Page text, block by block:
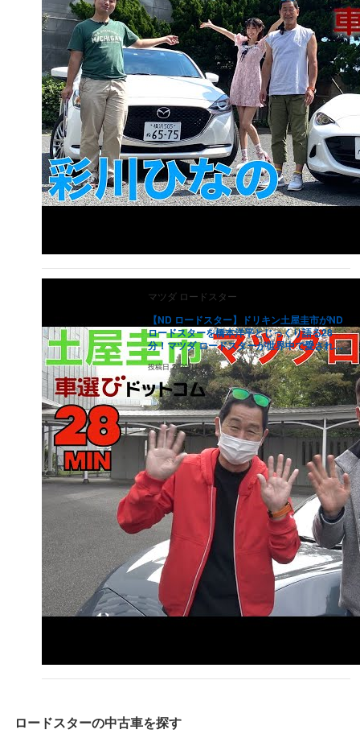
マツダ ロードスター
【ND ロードスター】ドリキン土屋圭市がND
ロードスターを橋本洋平とじっくり語る28
分！マツダ ロードスターが世界中で愛される
理由とは？Drift King&#039;s MAZDA MX--5
Review
投稿日2020/11/18
ロードスターの中古車を探す